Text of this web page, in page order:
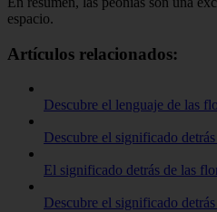
espacio.
Artículos relacionados:
Descubre el lenguaje de las
Descubre el significado
El significado detrás de las
Descubre el significado